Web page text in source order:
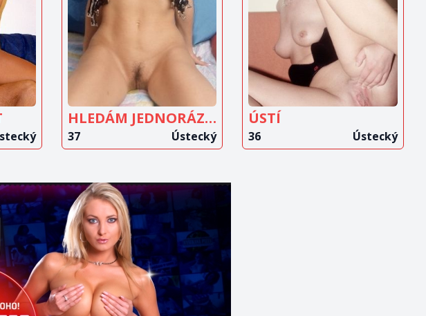
ZOBRAZIT
INZERÁT
HLEDÁM JEDNORÁZOVÝ ŠUKÁNÍ
37 Ústecký
ZOBRAZIT
INZERÁT
ÚSTÍ
36 Ústecký